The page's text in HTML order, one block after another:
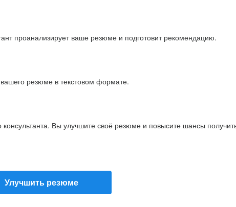
проанализирует ваше резюме и подготовит рекомендацию.
резюме в текстовом формате.
консультанта. Вы улучшите своё резюме и повысите шансы
Улучшить резюме